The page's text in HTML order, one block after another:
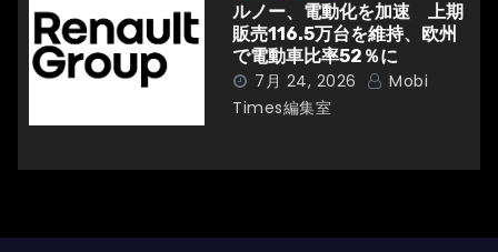
ルノー、電動化を加速 上期
販売116.5万台を維持、欧州
で電動車比率52％に
7月 24, 2026
Mobi
Times編集室